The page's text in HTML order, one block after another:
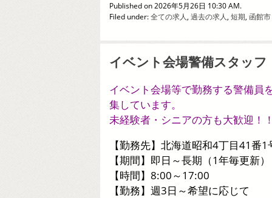
Published on 2026年5月26日 10:30 AM.
Filed under:全ての求人, 過去の求人, 短期, 函館市
イベント会場警備スタッフ
イベント会場等で勤務する警備員
集しています。
未経験者・シニアの方も大歓迎！
【勤務先】北海道昭和4丁目41番1
【期間】即日～長期（1年毎更新）
【時間】8:00～17:00
【勤務】週3日～希望に応じて